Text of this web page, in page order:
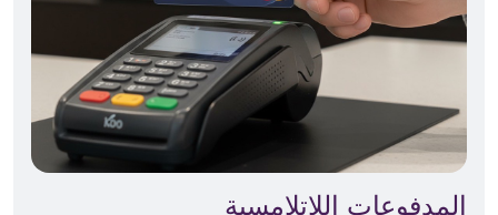
المدفوعات اللاتلامسية